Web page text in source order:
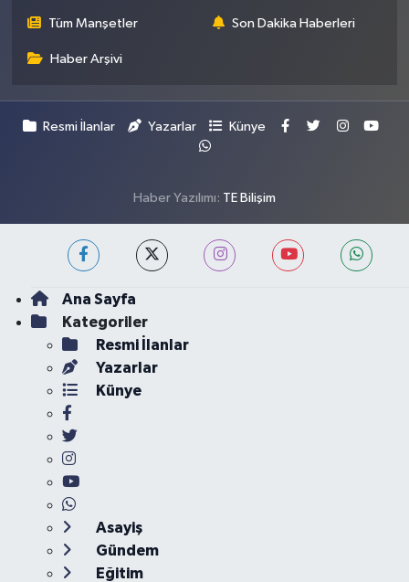
Tüm Manşetler Son Dakika Haberleri
Haber Arşivi
Resmi İlanlar Yazarlar Künye
Haber Yazılımı: TE Bilişim
Ana Sayfa
Kategoriler
Resmi İlanlar
Yazarlar
Künye
Asayiş
Gündem
Eğitim